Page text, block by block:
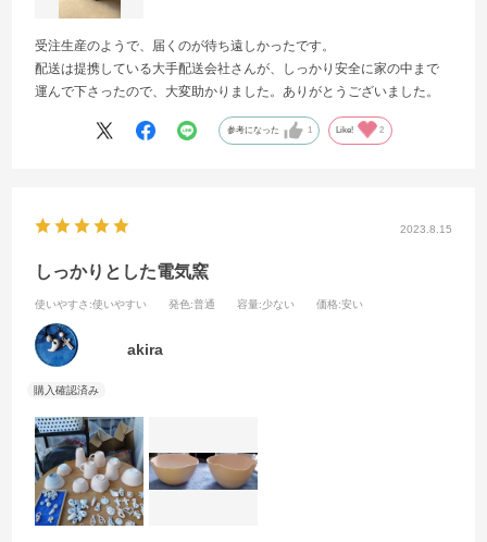
受注生産のようで、届くのが待ち遠しかったです。
配送は提携している大手配送会社さんが、しっかり安全に家の中まで
運んで下さったので、大変助かりました。ありがとうございました。
参考になった 1 Like! 2
2023.8.15
しっかりとした電気窯
使いやすさ :使いやすい 発色:普通 容量:少ない 価格:安い
akira